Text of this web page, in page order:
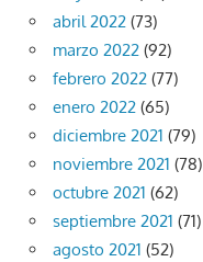
abril 2022 (73)
marzo 2022 (92)
febrero 2022 (77)
enero 2022 (65)
diciembre 2021 (79)
noviembre 2021 (78)
octubre 2021 (62)
septiembre 2021 (71)
agosto 2021 (52)